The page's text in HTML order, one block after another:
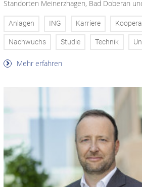
Standorten Meinerzhagen, Bad Doberan
Anlagen ING Karriere
Nachwuchs Studie Technik
Mehr erfahren